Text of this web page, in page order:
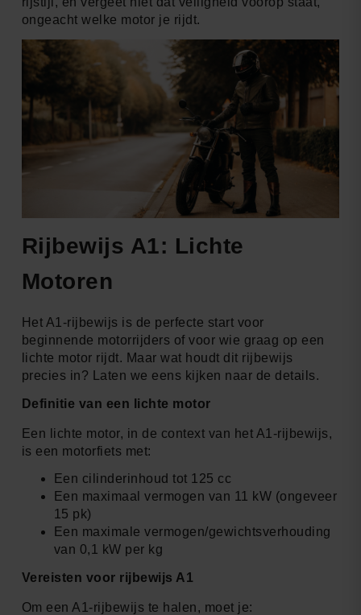
ongeacht welke motor je rijdt.
Rijbewijs A1: Lichte
Motoren
Het A1-rijbewijs is de perfecte start voor
beginnende motorrijders of voor wie graag op een
lichte motor rijdt. Maar wat houdt dit rijbewijs
precies in? Laten we eens kijken naar de details.
Definitie van een lichte motor
Een lichte motor, in de context van het A1-rijbewijs,
is een motorfiets met:
Een cilinderinhoud tot 125 cc
Een maximaal vermogen van 11 kW (ongeveer
15 pk)
Een maximale vermogen/gewichtsverhouding
van 0,1 kW per kg
Vereisten voor rijbewijs A1
Om een A1-rijbewijs te halen, moet je: